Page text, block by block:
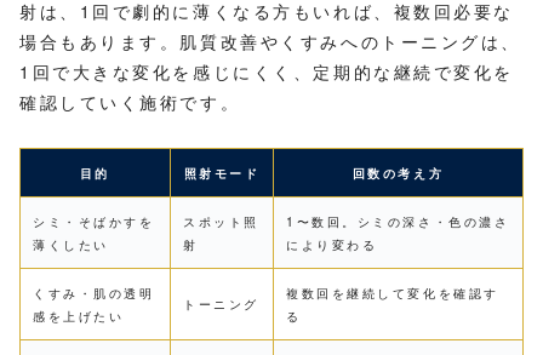
射は、1回で劇的に薄くなる方もいれば、複数回必要な
場合もあります。肌質改善やくすみへのトーニングは、
1回で大きな変化を感じにくく、定期的な継続で変化を
確認していく施術です。
目的 照射モード 回数の考え方
シミ・そばかすを
薄くしたい
スポット照
射
1〜数回。シミの深さ・色の濃さ
により変わる
くすみ・肌の透明
感を上げたい
トーニング
複数回を継続して変化を確認す
る